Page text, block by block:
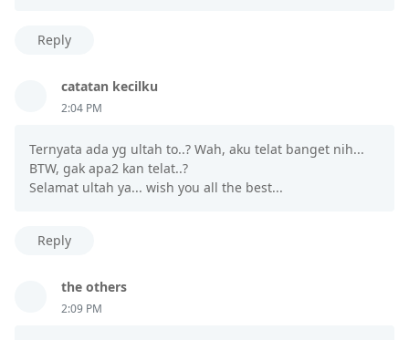
Reply
catatan kecilku
2:04 PM
Ternyata ada yg ultah to..? Wah, aku telat banget nih...
BTW, gak apa2 kan telat..?
Selamat ultah ya... wish you all the best...
Reply
the others
2:09 PM